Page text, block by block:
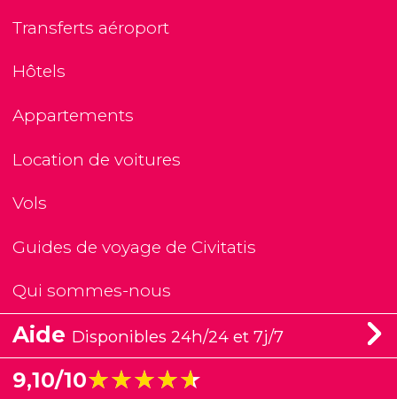
Transferts aéroport
Hôtels
Appartements
Location de voitures
Vols
Guides de voyage de Civitatis
Qui sommes-nous
Aide Disponibles 24h/24 et 7j/7
9,10/10★★★★★
★★★★★